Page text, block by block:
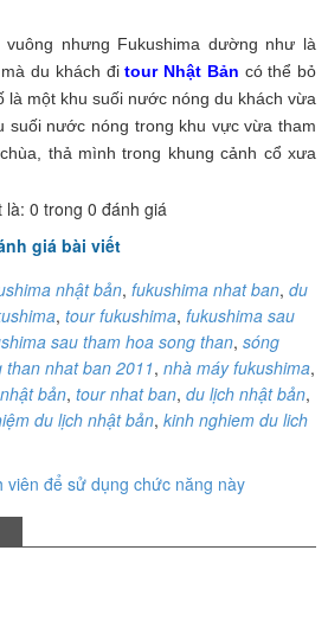
nhưng Fukushima dường như là
du khách đitour Nhật Bản có thể bỏ
là một khu suối nước nóng du khách vừa
suối nước nóng trong khu vực vừa tham
thả mình trong khung cảnh cổ xưa
0 trong 0 đánh giá
giá bài viết
nhật bản, fukushima nhat ban, du
, tour fukushima, fukushima sau
sau tham hoa song than, sóng
than nhat ban 2011, nhà máy fukushima,
bản, tour nhat ban, du lịch nhật bản,
du lịch nhật bản, kinh nghiem du lich
viên để sử dụng chức năng này